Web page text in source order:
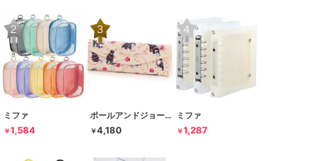
ミファ
￥1,584
ポールアンドジョー ラ･パペトリー
￥4,180
ミファ
￥1,287